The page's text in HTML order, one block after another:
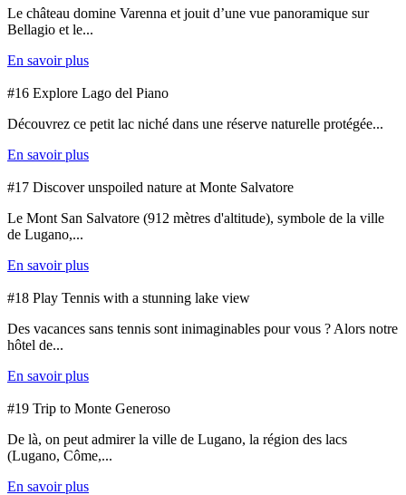
Le château domine Varenna et jouit d’une vue panoramique sur
Bellagio et le...
En savoir plus
#16 Explore Lago del Piano
Découvrez ce petit lac niché dans une réserve naturelle protégée...
En savoir plus
#17 Discover unspoiled nature at Monte Salvatore
Le Mont San Salvatore (912 mètres d'altitude), symbole de la ville
de Lugano,...
En savoir plus
#18 Play Tennis with a stunning lake view
Des vacances sans tennis sont inimaginables pour vous ? Alors notre
hôtel de...
En savoir plus
#19 Trip to Monte Generoso
De là, on peut admirer la ville de Lugano, la région des lacs
(Lugano, Côme,...
En savoir plus